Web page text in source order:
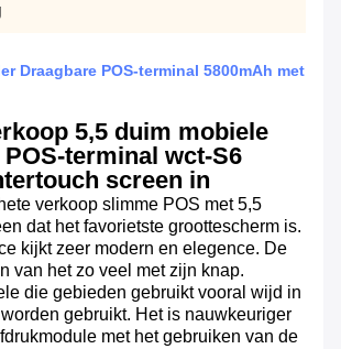
Draagbare POS-terminal 5800mAh met
5,5 duim mobiele
terminal wct-S6
screen in
verkoop slimme POS met 5,5
dat het favorietste groottescherm is.
kijkt zeer modern en elegence. De
van het zo veel met zijn knap.
die gebieden gebruikt vooral wijd in
gebruikt. Het is nauwkeuriger
met het gebruiken van de